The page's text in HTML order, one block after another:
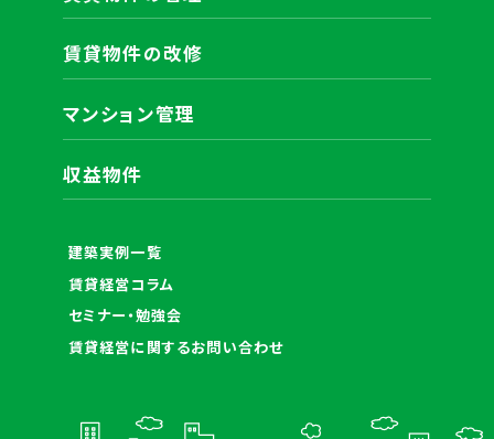
賃貸物件の改修
マンション管理
収益物件
建築実例一覧
賃貸経営コラム
セミナー・勉強会
賃貸経営に関するお問い合わせ